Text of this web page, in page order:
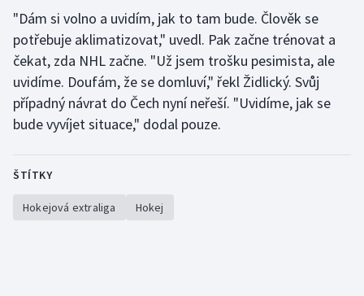
Sportovní střelba
Stolní tenis
Triatlon
Veslování
Vodní slalom
Volejbal
"Dám si volno a uvidím, jak to tam bude. Člověk se
potřebuje aklimatizovat," uvedl. Pak začne trénovat a
čekat, zda NHL začne. "Už jsem trošku pesimista, ale
uvidíme. Doufám, že se domluví," řekl Židlický. Svůj
případný návrat do Čech nyní neřeší. "Uvidíme, jak se
bude vyvíjet situace," dodal pouze.
ŠTÍTKY
Hokejová extraliga Hokej